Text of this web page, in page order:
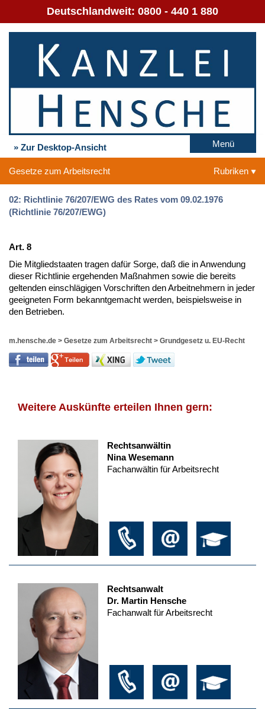
Deutschlandweit: 0800 - 440 1 880
» Zur Desktop-Ansicht Menü
Gesetze zum Arbeitsrecht Rubriken
02: Richtlinie 76/207/EWG des Rates vom 09.02.1976
(Richtlinie 76/207/EWG)
Art. 8
Die Mitgliedstaaten tragen dafür Sorge, daß die in Anwendung
dieser Richtlinie ergehenden Maßnahmen sowie die bereits
geltenden einschlägigen Vorschriften den Arbeitnehmern in jeder
geeigneten Form bekanntgemacht werden, beispielsweise in
den Betrieben.
m.hensche.de > Gesetze zum Arbeitsrecht > Grundgesetz u. EU-Recht
Weitere Auskünfte erteilen Ihnen gern:
Rechtsanwältin
Nina Wesemann
Fachanwältin für Arbeitsrecht
Rechtsanwalt
Dr. Martin Hensche
Fachanwalt für Arbeitsrecht